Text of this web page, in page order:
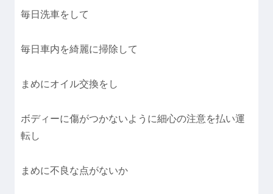
毎日洗車をして
毎日車内を綺麗に掃除して
まめにオイル交換をし
ボディーに傷がつかないように細心の注意を払い運
転し
まめに不良な点がないか